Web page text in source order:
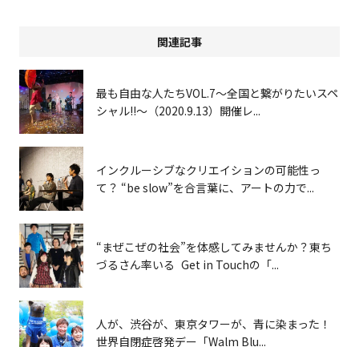
関連記事
最も自由な人たちVOL.7〜全国と繋がりたいスペ
シャル!!〜（2020.9.13）開催レ...
インクルーシブなクリエイションの可能性っ
て？ “be slow”を合言葉に、アートの力で...
“まぜこぜの社会”を体感してみませんか？東ち
づるさん率いる Get in Touchの「...
人が、渋谷が、東京タワーが、青に染まった！
世界自閉症啓発デー「Walm Blu...